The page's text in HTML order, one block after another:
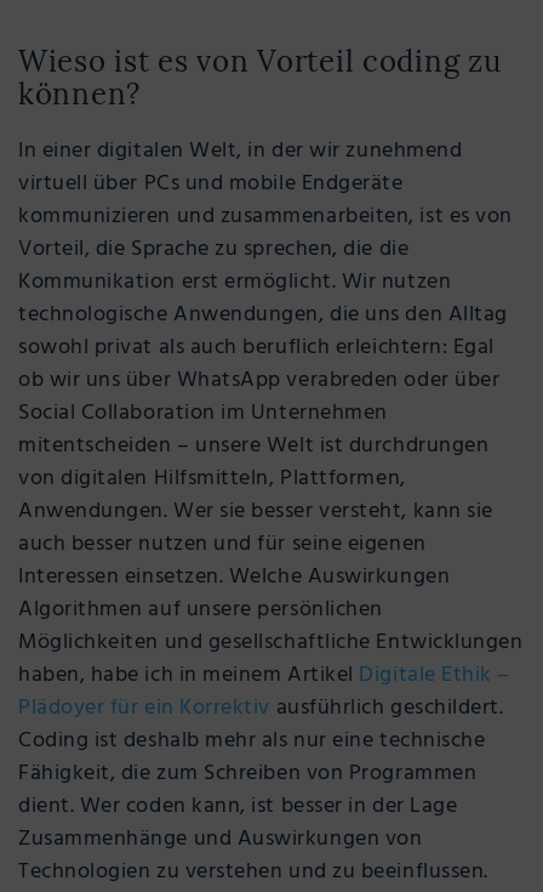
Wieso ist es von Vorteil coding zu
können?
In einer digitalen Welt, in der wir zunehmend
virtuell über PCs und mobile Endgeräte
kommunizieren und zusammenarbeiten, ist es von
Vorteil, die Sprache zu sprechen, die die
Kommunikation erst ermöglicht. Wir nutzen
technologische Anwendungen, die uns den Alltag
sowohl privat als auch beruflich erleichtern: Egal
ob wir uns über WhatsApp verabreden oder über
Social Collaboration im Unternehmen
mitentscheiden – unsere Welt ist durchdrungen
von digitalen Hilfsmitteln, Plattformen,
Anwendungen. Wer sie besser versteht, kann sie
auch besser nutzen und für seine eigenen
Interessen einsetzen. Welche Auswirkungen
Algorithmen auf unsere persönlichen
Möglichkeiten und gesellschaftliche Entwicklungen
haben, habe ich in meinem Artikel Digitale Ethik –
Plädoyer für ein Korrektiv ausführlich geschildert.
Coding ist deshalb mehr als nur eine technische
Fähigkeit, die zum Schreiben von Programmen
dient. Wer coden kann, ist besser in der Lage
Zusammenhänge und Auswirkungen von
Technologien zu verstehen und zu beeinflussen.